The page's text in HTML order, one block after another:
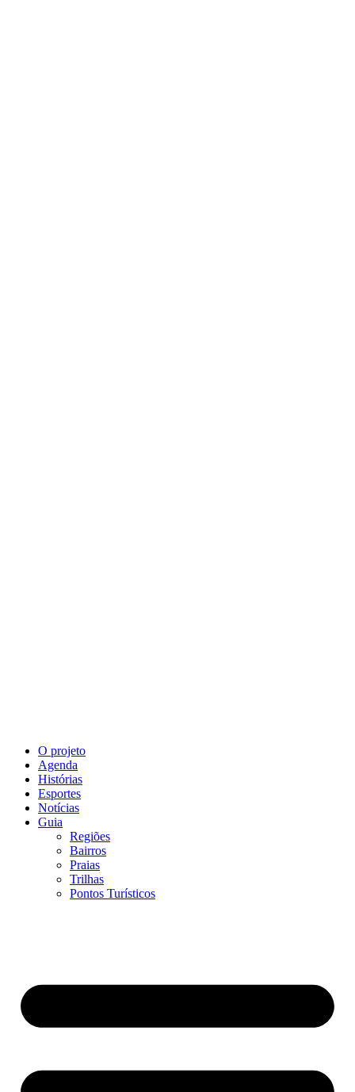
O projeto
Agenda
Histórias
Esportes
Notícias
Guia
Regiões
Bairros
Praias
Trilhas
Pontos Turísticos